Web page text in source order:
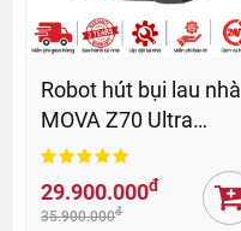
Robot hút bụi lau nhà
MOVA Z70 Ultra
Roller - BH 36 Th
29.900.000đ
35.900.000đ